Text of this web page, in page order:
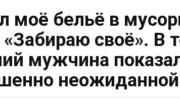
моё бельё в
«Забираю своё». В
мужчина